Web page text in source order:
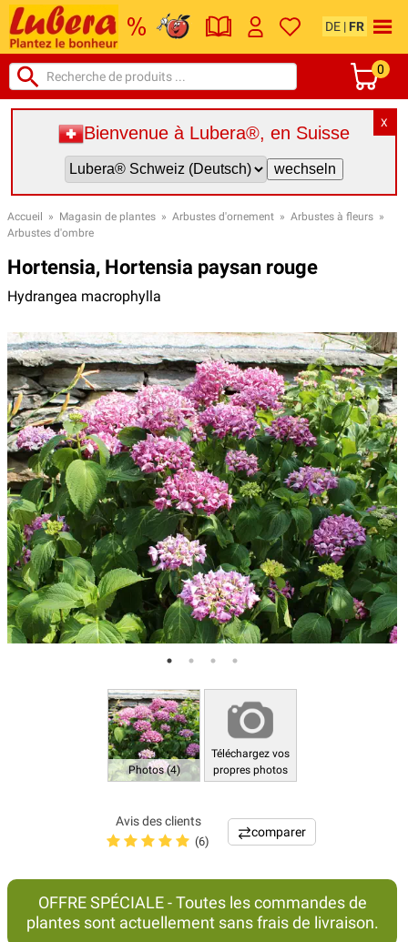
DE | FR
0
X
Bienvenue à Lubera®, en Suisse
Accueil » Magasin de plantes » Arbustes d'ornement » Arbustes à fleurs »
Arbustes d'ombre
Hortensia, Hortensia paysan rouge
Hydrangea macrophylla
Photos (4)
Téléchargez vos
propres photos
Avis des clients
(6)
comparer
OFFRE SPÉCIALE - Toutes les commandes de
plantes sont actuellement sans frais de livraison.